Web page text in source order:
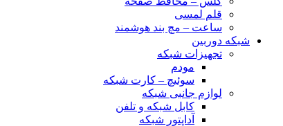
قلم لمسی
ساعت – مچ بند هوشمند
شبکه دوربین
تجهیزات شبکه
مودم
سوئیچ – کارت شبکه
لوازم جانبی شبکه
کابل شبکه و تلفن
آداپتور شبکه